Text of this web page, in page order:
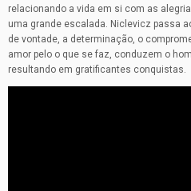
relacionando a vida em si com as
uma grande escalada. Niclevicz passa
de vontade, a determinação, o
amor pelo o que se faz, conduzem o
resultando em gratificantes conquistas.